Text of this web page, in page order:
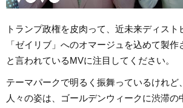
トランプ政権を皮肉って、近未来ディス
「ゼイリブ」へのオマージュを込めて製
と言われているMVに注目してください。
テーマパークで明るく振舞っているけれど
人々の姿は、ゴールデンウィークに渋滞の